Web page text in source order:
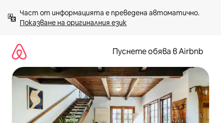
към
съдържанието
Показване на оригиналния език
Пуснете обява в Airbnb